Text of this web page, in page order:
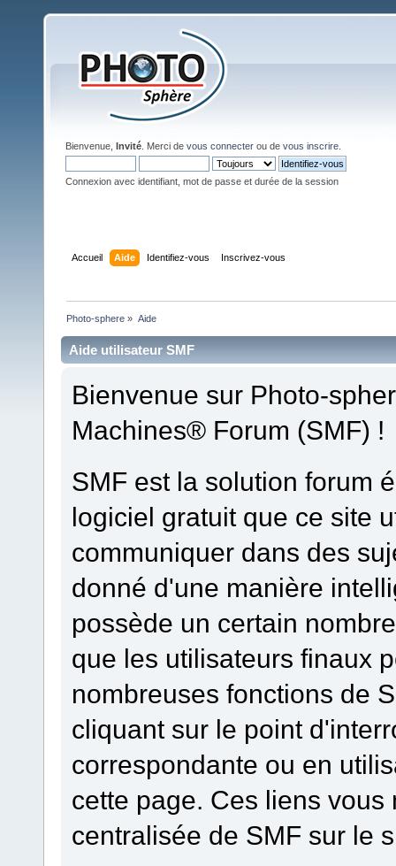
Bienvenue, Invité . Merci de vous connecter ou de vous inscrire
Connexion avec identifiant, mot de passe et durée de la session
Accueil Aide Identifiez-vous Inscrivez-vous
Photo-sphere » Aide
Aide utilisateur SMF
Bienvenue sur Photo-
Machines® Forum (SMF) !
SMF est la solution forum
logiciel gratuit que ce site
communiquer dans des
donné d'une manière
possède un certain
que les utilisateurs finaux
nombreuses fonctions de
cliquant sur le point
correspondante ou en
cette page. Ces liens
centralisée de SMF sur le